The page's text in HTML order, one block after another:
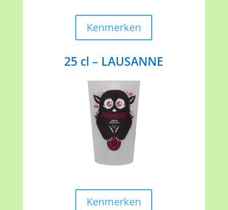
Kenmerken
25 cl – LAUSANNE
Kenmerken